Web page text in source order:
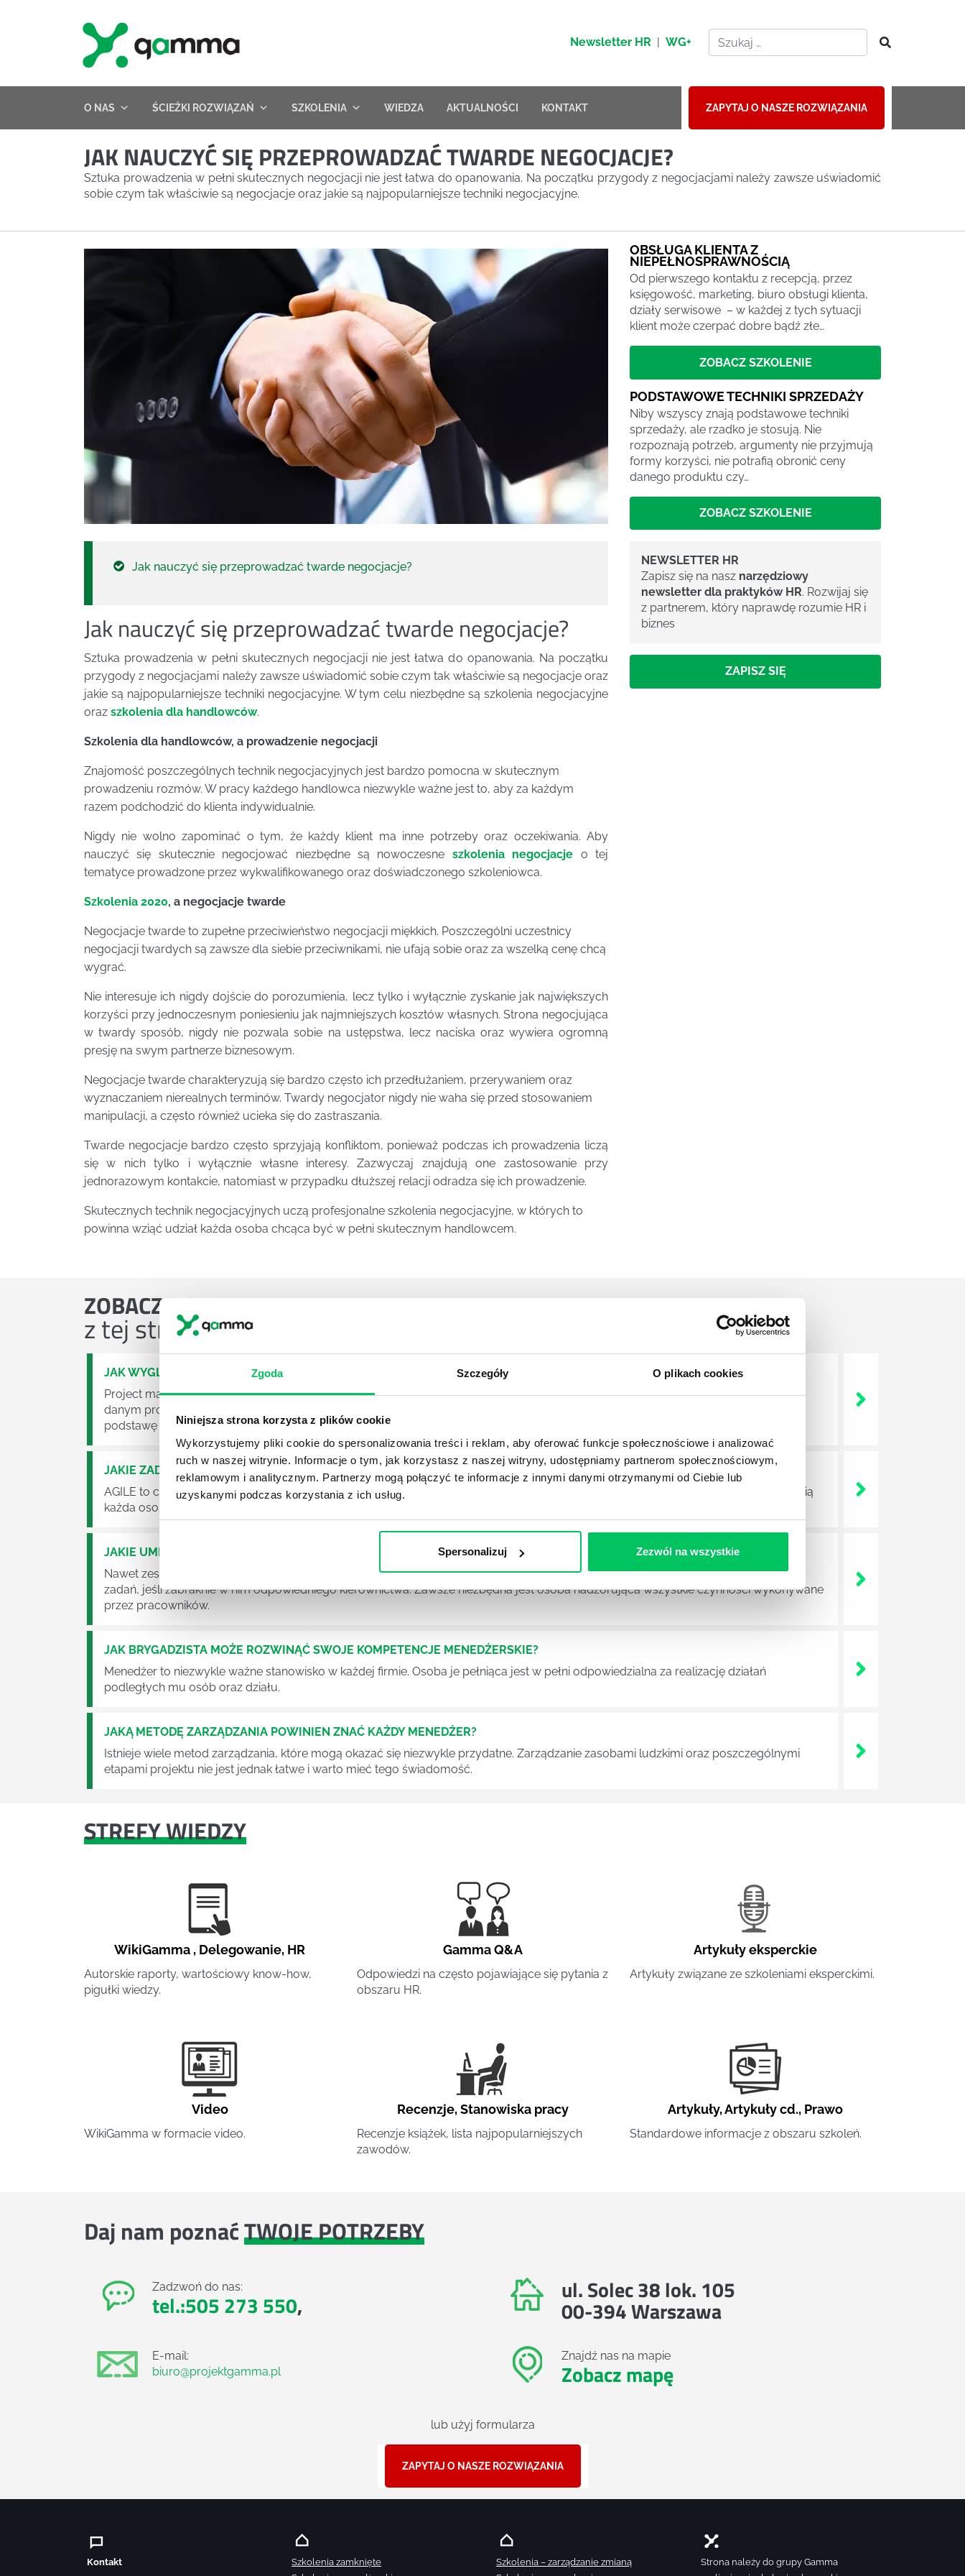
Zgoda Szczegóły O plikach cookies
Niniejsza strona korzysta z plików cookie
Wykorzystujemy pliki cookie do spersonalizowania treści i reklam, aby oferować funkcje społecznościowe i analizować
ruch w naszej witrynie. Informacje o tym, jak korzystasz z naszej witryny, udostępniamy partnerom społecznościowym,
reklamowym i analitycznym. Partnerzy mogą połączyć te informacje z innymi danymi otrzymanymi od Ciebie lub
uzyskanymi podczas korzystania z ich usług.
Spersonalizuj Zezwól na wszystkie
Newsletter HR | WG+
O NAS ŚCIEŻKI ROZWIĄZAŃ SZKOLENIA WIEDZA AKTUALNOŚCI KONTAKT ZAPYTAJ O NASZE ROZWIĄZANIA
JAK NAUCZYĆ SIĘ PRZEPROWADZAĆ TWARDE NEGOCJACJE?
Sztuka prowadzenia w pełni skutecznych negocjacji nie jest łatwa do opanowania. Na początku przygody z negocjacjami należy zawsze uświadomić
sobie czym tak właściwie są negocjacje oraz jakie są najpopularniejsze techniki negocjacyjne.
Jak nauczyć się przeprowadzać twarde negocjacje?
Jak nauczyć się przeprowadzać twarde negocjacje?
Sztuka prowadzenia w pełni skutecznych negocjacji nie jest łatwa do opanowania. Na początku
przygody z negocjacjami należy zawsze uświadomić sobie czym tak właściwie są negocjacje oraz
jakie są najpopularniejsze techniki negocjacyjne. W tym celu niezbędne są szkolenia negocjacyjne
oraz szkolenia dla handlowców.
Szkolenia dla handlowców, a prowadzenie negocjacji
Znajomość poszczególnych technik negocjacyjnych jest bardzo pomocna w skutecznym
prowadzeniu rozmów. W pracy każdego handlowca niezwykle ważne jest to, aby za każdym
razem podchodzić do klienta indywidualnie.
Nigdy nie wolno zapominać o tym, że każdy klient ma inne potrzeby oraz oczekiwania. Aby
nauczyć się skutecznie negocjować niezbędne są nowoczesne szkolenia negocjacje o tej
tematyce prowadzone przez wykwalifikowanego oraz doświadczonego szkoleniowca.
Szkolenia 2020, a negocjacje twarde
Negocjacje twarde to zupełne przeciwieństwo negocjacji miękkich. Poszczególni uczestnicy
negocjacji twardych są zawsze dla siebie przeciwnikami, nie ufają sobie oraz za wszelką cenę chcą
wygrać.
Nie interesuje ich nigdy dojście do porozumienia, lecz tylko i wyłącznie zyskanie jak największych
korzyści przy jednoczesnym poniesieniu jak najmniejszych kosztów własnych. Strona negocjująca
w twardy sposób, nigdy nie pozwala sobie na ustępstwa, lecz naciska oraz wywiera ogromną
presję na swym partnerze biznesowym.
Negocjacje twarde charakteryzują się bardzo często ich przedłużaniem, przerywaniem oraz
wyznaczaniem nierealnych terminów. Twardy negocjator nigdy nie waha się przed stosowaniem
manipulacji, a często również ucieka się do zastraszania.
Twarde negocjacje bardzo często sprzyjają konfliktom, ponieważ podczas ich prowadzenia liczą
się w nich tylko i wyłącznie własne interesy. Zazwyczaj znajdują one zastosowanie przy
jednorazowym kontakcie, natomiast w przypadku dłuższej relacji odradza się ich prowadzenie.
Skutecznych technik negocjacyjnych uczą profesjonalne szkolenia negocjacyjne, w których to
powinna wziąć udział każda osoba chcąca być w pełni skutecznym handlowcem.
OBSŁUGA KLIENTA Z
NIEPEŁNOSPRAWNOŚCIĄ
Od pierwszego kontaktu z recepcją, przez
księgowość, marketing, biuro obsługi klienta,
działy serwisowe – w każdej z tych sytuacji
klient może czerpać dobre bądź złe…
ZOBACZ SZKOLENIE
PODSTAWOWE TECHNIKI SPRZEDAŻY
Niby wszyscy znają podstawowe techniki
sprzedaży, ale rzadko je stosują. Nie
rozpoznają potrzeb, argumenty nie przyjmują
formy korzyści, nie potrafią obronić ceny
danego produktu czy…
ZOBACZ SZKOLENIE
NEWSLETTER HR
Zapisz się na nasz narzędziowy
newsletter dla praktyków HR. Rozwijaj się
z partnerem, który naprawdę rozumie HR i
biznes
ZAPISZ SIĘ
ZOBACZ OSTATNIE ARTYKUŁY
z tej strefy wiedzy
JAK WYGLĄDA PRACA ZESPOŁÓW PROJEKTOWYCH W ZWINNEJ METODYCE?
Project management (czyli zarządzanie projektami) to szereg czynności mających na celu zrealizowanie wszystkich związanych z
danym projektem założeń. Zajmują się nim osoby wchodzące w skład specjalnych zespołów projektowych, a ich praca stanowi
podstawę działalności wielu przedsiębiorstw.
JAKIE ZADANIA MUSZĄ ZREALIZOWAĆ PRACOWNICY ZESPOŁU PROJEKTOWEGO?
AGILE to coraz popularniejsze w każdej większej (i mniejszej) firmie pojęcie związane z realizacją projektów biznesowych. Z pewnością
każda osoba zatrudniona w takim miejscu choć raz się z nim spotkała.
JAKIE UMIEJĘTNOŚCI MENEDŻERSKIE POWINIEN MIEĆ BRYGADZISTA?
Nawet zespół złożony z doskonale wykształconych i kompetentnych pracowników nie będzie w stanie sprawnie realizować swoich
zadań, jeśli zabraknie w nim odpowiedniego kierownictwa. Zawsze niezbędna jest osoba nadzorująca wszystkie czynności wykonywane
przez pracowników.
JAK BRYGADZISTA MOŻE ROZWINĄĆ SWOJE KOMPETENCJE MENEDŻERSKIE?
Menedżer to niezwykle ważne stanowisko w każdej firmie. Osoba je pełniąca jest w pełni odpowiedzialna za realizację działań
podległych mu osób oraz działu.
JAKĄ METODĘ ZARZĄDZANIA POWINIEN ZNAĆ KAŻDY MENEDŻER?
Istnieje wiele metod zarządzania, które mogą okazać się niezwykle przydatne. Zarządzanie zasobami ludzkimi oraz poszczególnymi
etapami projektu nie jest jednak łatwe i warto mieć tego świadomość.
STREFY WIEDZY
WikiGamma , Delegowanie, HR
Autorskie raporty, wartościowy know-how,
pigułki wiedzy.
Gamma Q&A
Odpowiedzi na często pojawiające się pytania z
obszaru HR.
Artykuły eksperckie
Artykuły związane ze szkoleniami eksperckimi.
Video
WikiGamma w formacie video.
Recenzje,Stanowiska pracy
Recenzje książek, lista najpopularniejszych
zawodów.
Artykuły,Artykuły cd., Prawo
Standardowe informacje z obszaru szkoleń.
Daj nam poznaćTWOJE POTRZEBY
Zadzwoń do nas:
tel.:505 273 550,
E-mail:
biuro@projektgamma.pl
ul. Solec 38 lok. 105
00-394 Warszawa
Znajdź nas na mapie
Zobacz mapę
lub użyj formularza
ZAPYTAJ O NASZE ROZWIĄZANIA
Kontakt
Szkolenia zamknięte
Szkolenia – zarządzanie zmianą
Strona należy do grupy Gamma